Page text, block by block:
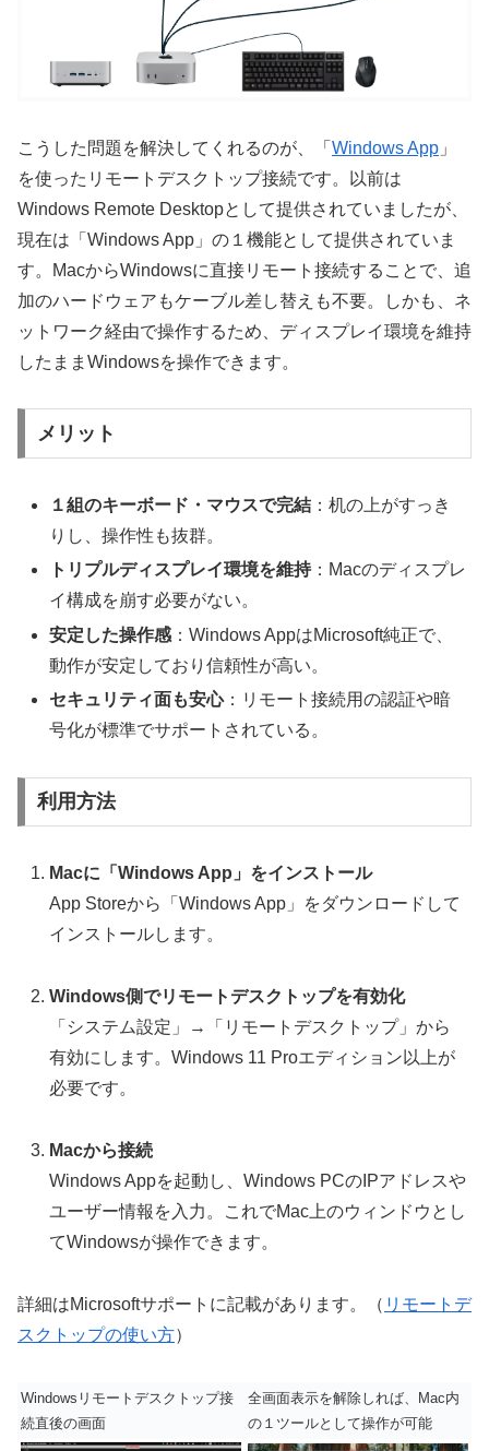
こうした問題を解決してくれるのが、「 Windows App 」
を使ったリモートデスクトップ接続です。以前は
Windows Remote Desktopとして提供されていましたが、
現在は「Windows App」の１機能として提供されていま
す。MacからWindowsに直接リモート接続することで、追
加のハードウェアもケーブル差し替えも不要。しかも、ネ
ットワーク経由で操作するため、ディスプレイ環境を維持
したままWindowsを操作できます。
メリット
１組のキーボード・マウスで完結 ：机の上がすっき
りし、操作性も抜群。
トリプルディスプレイ環境を維持：Macのディスプレ
イ構成を崩す必要がない。
安定した操作感 ：Windows AppはMicrosoft純正で、
動作が安定しており信頼性が高い。
セキュリティ面も安心：リモート接続用の認証や暗
号化が標準でサポートされている。
利用方法
Macに「Windows App」をインストール
App Storeから「Windows App」をダウンロードして
インストールします。
Windows側でリモートデスクトップを有効化
「システム設定」→「リモートデスクトップ」から
有効にします。Windows 11 Proエディション以上が
必要です。
Macから接続
Windows Appを起動し、Windows PCのIPアドレスや
ユーザー情報を入力。これでMac上のウィンドウとし
てWindowsが操作できます。
詳細はMicrosoftサポートに記載があります。（ リモートデ
スクトップの使い方）
Windowsリモートデスクトップ接
続直後の画面
全画面表示を解除しれば、Mac内
の１ツールとして操作が可能